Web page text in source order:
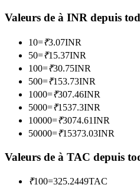
Devenez un trader de copie
Profitez du partage des
trading
Valeurs de à INR depuis
10=₹3.07INR
50=₹15.37INR
100=₹30.75INR
500=₹153.73INR
1000=₹307.46INR
5000=₹1537.3INR
10000=₹3074.61INR
50000=₹15373.03INR
Valeurs de à TAC depuis
₹100=325.2449TAC